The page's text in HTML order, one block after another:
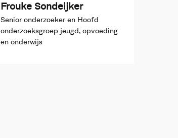
Frouke Sondeijker
Senior onderzoeker en Hoofd
onderzoeksgroep jeugd, opvoeding
en onderwijs